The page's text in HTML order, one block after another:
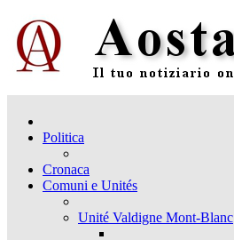
Politica
Cronaca
Comuni e Unités
Unité Valdigne Mont-Blanc